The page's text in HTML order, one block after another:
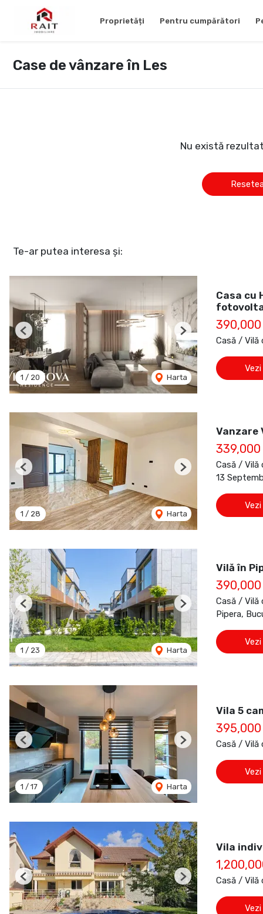
Proprietăți Pentru cumpărători
Case de vânzare în Les
Nu există
Te-ar putea interesa și:
1 / 20 Harta
Previous Next
Casa cu
Casă / Vilă
1 / 28 Harta
Previous Next
Vanzare
Casă / Vilă
13
1 / 23 Harta
Previous Next
Vilă în
Casă / Vilă
Pipera,
1 / 17 Harta
Previous Next
Vila 5
Casă / Vilă
Previous Next
Vila
Casă / Vilă